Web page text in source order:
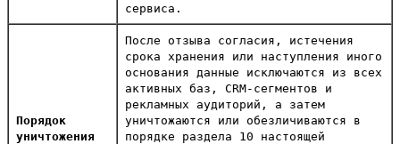
сервиса.
Порядок
уничтожения
После отзыва согласия, истечения
срока хранения или наступления иного
основания данные исключаются из всех
активных баз, CRM-сегментов и
рекламных аудиторий, а затем
уничтожаются или обезличиваются в
порядке раздела 10 настоящей